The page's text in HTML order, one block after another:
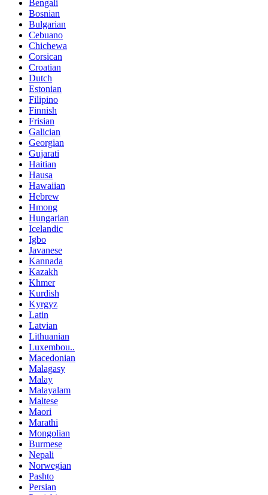
Bengali
Bosnian
Bulgarian
Cebuano
Chichewa
Corsican
Croatian
Dutch
Estonian
Filipino
Finnish
Frisian
Galician
Georgian
Gujarati
Haitian
Hausa
Hawaiian
Hebrew
Hmong
Hungarian
Icelandic
Igbo
Javanese
Kannada
Kazakh
Khmer
Kurdish
Kyrgyz
Latin
Latvian
Lithuanian
Luxembou..
Macedonian
Malagasy
Malay
Malayalam
Maltese
Maori
Marathi
Mongolian
Burmese
Nepali
Norwegian
Pashto
Persian